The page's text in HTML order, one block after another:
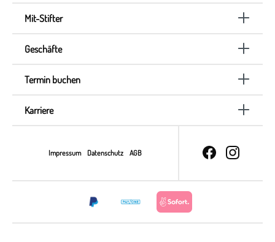
Mit-Stifter
Geschäfte
Termin buchen
Karriere
Impressum Datenschutz AGB